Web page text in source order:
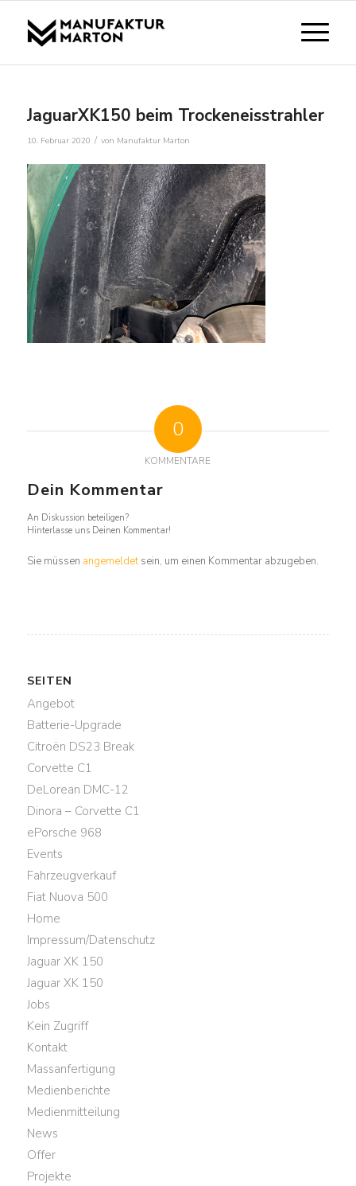
JaguarXK150 beim Trockeneisstrahler
10. Februar 2020 / von Manufaktur Marton
0
KOMMENTARE
Dein Kommentar
An Diskussion beteiligen?
Hinterlasse uns Deinen Kommentar!
Sie müssen angemeldetsein, um einen Kommentar abzugeben.
SEITEN
Angebot
Batterie-Upgrade
Citroën DS23 Break
Corvette C1
DeLorean DMC-12
Dinora – Corvette C1
ePorsche 968
Events
Fahrzeugverkauf
Fiat Nuova 500
Home
Impressum/Datenschutz
Jaguar XK 150
Jaguar XK 150
Jobs
Kein Zugriff
Kontakt
Massanfertigung
Medienberichte
Medienmitteilung
News
Offer
Projekte